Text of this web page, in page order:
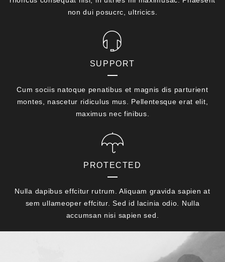
non dui posucrc, ultricics.
SUPPORT
Cum sociis natoque penatibus et magnis dis parturient
montes, nascetur ridiculus mus. Pellentesque erat elit,
maximus nec finibus.
PROTECTED
Nulla dapibus effcitur rutrum. Aliquam gravida sapien at
sem ullameoper effcitur. Sed id lacinia odio. Nulla
accumsan nisi sapien sed.